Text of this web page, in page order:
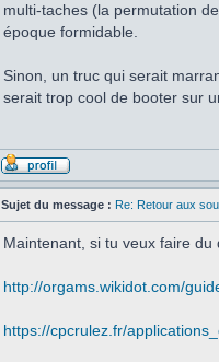
multi-taches (la permutation
époque formidable.
Sinon, un truc qui serait
serait trop cool de booter sur
Sujet du message : Re: Retour aux
Maintenant, si tu veux faire
http://orgams.wikidot.com/
https://cpcrulez.fr/